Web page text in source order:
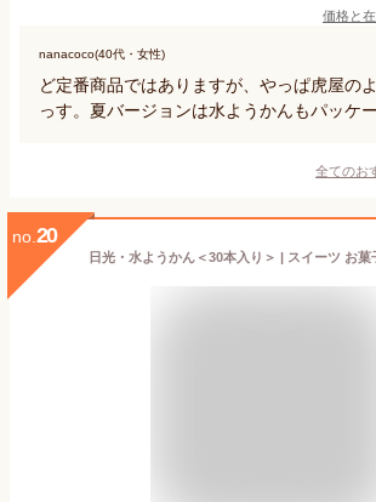
価格と
nanacoco(40代・女性)
ど定番商品ではありますが、やっぱ虎屋の
っす。夏バージョンは水ようかんもパッケ
全てのお
no. 20